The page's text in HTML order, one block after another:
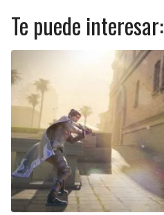
Te puede interesar: